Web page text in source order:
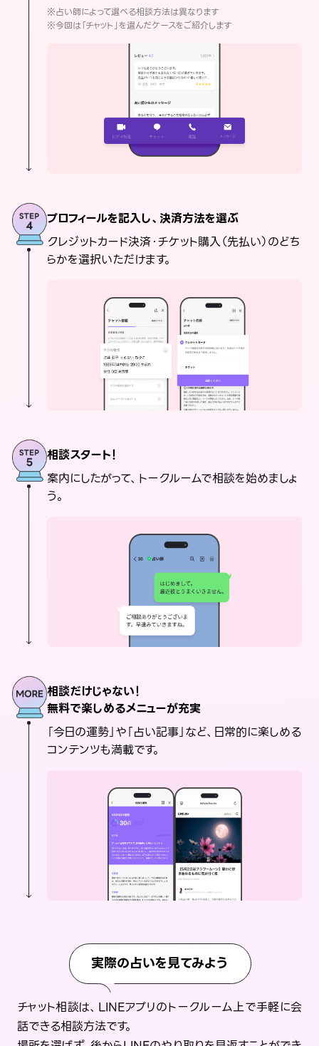
※占い師によって選べる相談方法は異なります
※今回は「チャット」を選んだケースをご紹介します
プロフィールを記入し、決済方法を選ぶ
クレジットカード決済・チケット購入（先払い）のどち
らかを選択いただけます。
相談スタート！
案内にしたがって、トークルームで相談を始めましょ
う。
相談だけじゃない！
無料で楽しめるメニューが充実
「今日の運勢」や「占い記事」など、日常的に楽しめる
コンテンツも満載です。
実際の占いを見てみよう
チャット相談は、LINEアプリのトークルーム上で手軽に会
話できる相談方法です。